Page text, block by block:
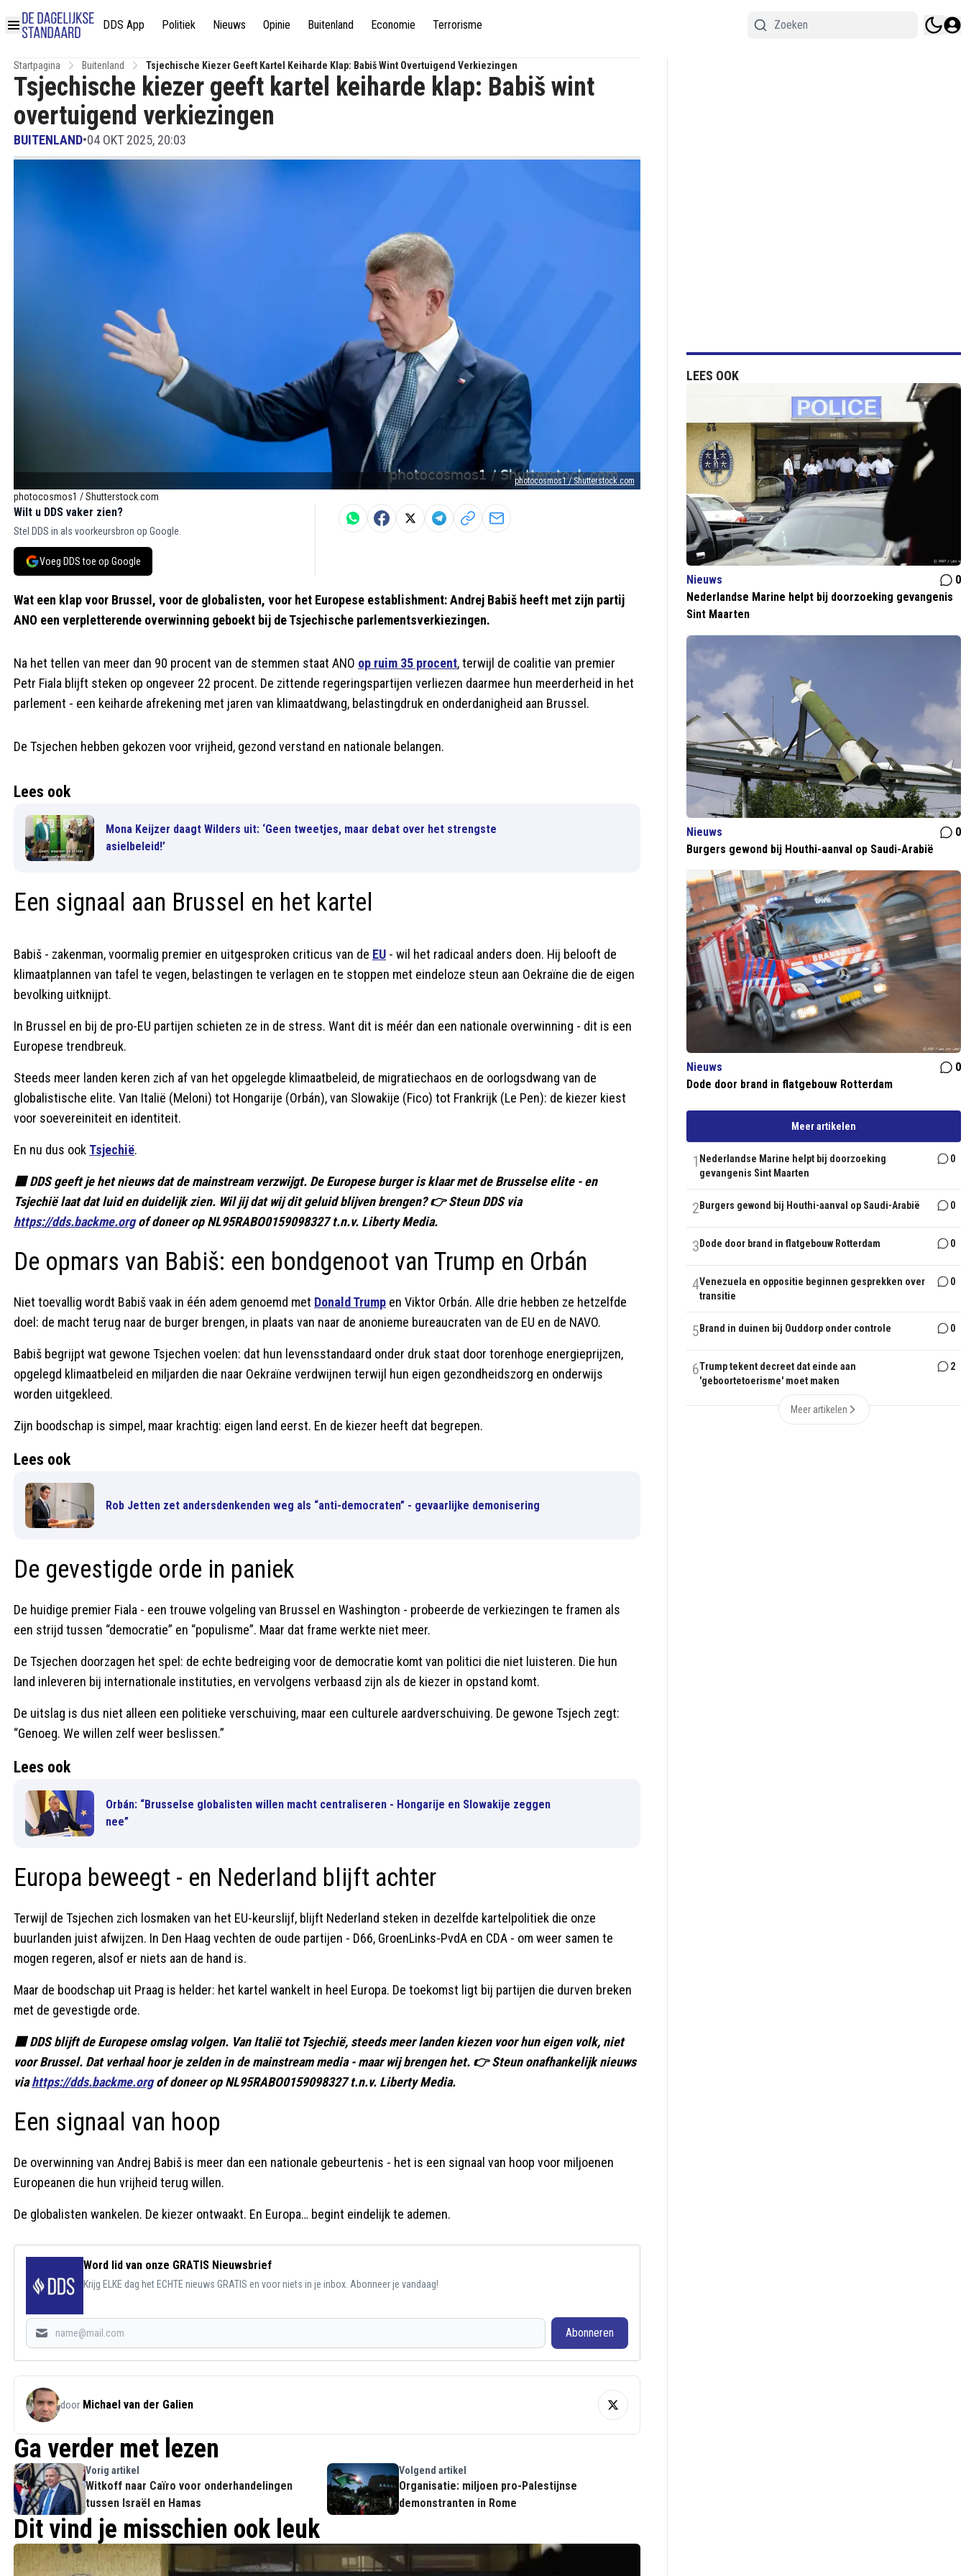
DDS App Politiek Nieuws Opinie Buitenland Economie Terrorisme
Startpagina Buitenland Tsjechische Kiezer Geeft Kartel Keiharde Klap: Babiš Wint Overtuigend Verkiezingen
photocosmos1 / Shutterstock.com
photocosmos1 / Shutterstock.com
Tsjechische kiezer geeft kartel keiharde klap: Babiš wint
overtuigend verkiezingen
BUITENLAND•04 OKT 2025, 20:03
Wilt u DDS vaker zien?
Stel DDS in als voorkeursbron op Google.
Voeg DDS toe op Google
Wat een klap voor Brussel, voor de globalisten, voor het Europese establishment: Andrej Babiš heeft met zijn partij
ANO een verpletterende overwinning geboekt bij de Tsjechische parlementsverkiezingen.
Na het tellen van meer dan 90 procent van de stemmen staat ANO op ruim 35 procent, terwijl de coalitie van premier
Petr Fiala blijft steken op ongeveer 22 procent. De zittende regeringspartijen verliezen daarmee hun meerderheid in het
parlement - een keiharde afrekening met jaren van klimaatdwang, belastingdruk en onderdanigheid aan Brussel.
De Tsjechen hebben gekozen voor vrijheid, gezond verstand en nationale belangen.
Lees ook
Mona Keijzer daagt Wilders uit: ‘Geen tweetjes, maar debat over het strengste
asielbeleid!’
Een signaal aan Brussel en het kartel
Babiš - zakenman, voormalig premier en uitgesproken criticus van de EU - wil het radicaal anders doen. Hij belooft de
klimaatplannen van tafel te vegen, belastingen te verlagen en te stoppen met eindeloze steun aan Oekraïne die de eigen
bevolking uitknijpt.
In Brussel en bij de pro-EU partijen schieten ze in de stress. Want dit is méér dan een nationale overwinning - dit is een
Europese trendbreuk.
Steeds meer landen keren zich af van het opgelegde klimaatbeleid, de migratiechaos en de oorlogsdwang van de
globalistische elite. Van Italië (Meloni) tot Hongarije (Orbán), van Slowakije (Fico) tot Frankrijk (Le Pen): de kiezer kiest
voor soevereiniteit en identiteit.
En nu dus ook Tsjechië.
🟦 DDS geeft je het nieuws dat de mainstream verzwijgt. De Europese burger is klaar met de Brusselse elite - en
Tsjechië laat dat luid en duidelijk zien. Wil jij dat wij dit geluid blijven brengen? 👉 Steun DDS via
https://dds.backme.orgof doneer op NL95RABO0159098327 t.n.v. Liberty Media.
De opmars van Babiš: een bondgenoot van Trump en Orbán
Niet toevallig wordt Babiš vaak in één adem genoemd met Donald Trump en Viktor Orbán. Alle drie hebben ze hetzelfde
doel: de macht terug naar de burger brengen, in plaats van naar de anonieme bureaucraten van de EU en de NAVO.
Babiš begrijpt wat gewone Tsjechen voelen: dat hun levensstandaard onder druk staat door torenhoge energieprijzen,
opgelegd klimaatbeleid en miljarden die naar Oekraïne verdwijnen terwijl hun eigen gezondheidszorg en onderwijs
worden uitgekleed.
Zijn boodschap is simpel, maar krachtig: eigen land eerst. En de kiezer heeft dat begrepen.
Lees ook
Rob Jetten zet andersdenkenden weg als “anti-democraten” - gevaarlijke demonisering
De gevestigde orde in paniek
De huidige premier Fiala - een trouwe volgeling van Brussel en Washington - probeerde de verkiezingen te framen als
een strijd tussen “democratie” en “populisme”. Maar dat frame werkte niet meer.
De Tsjechen doorzagen het spel: de echte bedreiging voor de democratie komt van politici die niet luisteren. Die hun
land inleveren bij internationale instituties, en vervolgens verbaasd zijn als de kiezer in opstand komt.
De uitslag is dus niet alleen een politieke verschuiving, maar een culturele aardverschuiving. De gewone Tsjech zegt:
“Genoeg. We willen zelf weer beslissen.”
Lees ook
Orbán: “Brusselse globalisten willen macht centraliseren - Hongarije en Slowakije zeggen
nee”
Europa beweegt - en Nederland blijft achter
Terwijl de Tsjechen zich losmaken van het EU-keurslijf, blijft Nederland steken in dezelfde kartelpolitiek die onze
buurlanden juist afwijzen. In Den Haag vechten de oude partijen - D66, GroenLinks-PvdA en CDA - om weer samen te
mogen regeren, alsof er niets aan de hand is.
Maar de boodschap uit Praag is helder: het kartel wankelt in heel Europa. De toekomst ligt bij partijen die durven breken
met de gevestigde orde.
🟥 DDS blijft de Europese omslag volgen. Van Italië tot Tsjechië, steeds meer landen kiezen voor hun eigen volk, niet
voor Brussel. Dat verhaal hoor je zelden in de mainstream media - maar wij brengen het. 👉 Steun onafhankelijk nieuws
viahttps://dds.backme.orgof doneer op NL95RABO0159098327 t.n.v. Liberty Media.
Een signaal van hoop
De overwinning van Andrej Babiš is meer dan een nationale gebeurtenis - het is een signaal van hoop voor miljoenen
Europeanen die hun vrijheid terug willen.
De globalisten wankelen. De kiezer ontwaakt. En Europa… begint eindelijk te ademen.
Word lid van onze GRATIS Nieuwsbrief
Krijg ELKE dag het ECHTE nieuws GRATIS en voor niets in je inbox. Abonneer je vandaag!
Abonneren
door Michael van der Galien
Ga verder met lezen
Vorig artikel
Witkoff naar Caïro voor onderhandelingen
tussen Israël en Hamas
Volgend artikel
Organisatie: miljoen pro-Palestijnse
demonstranten in Rome
Dit vind je misschien ook leuk
LEES OOK
Nieuws
0
Nederlandse Marine helpt bij doorzoeking gevangenis
Sint Maarten
Nieuws
0
Burgers gewond bij Houthi-aanval op Saudi-Arabië
Nieuws
0
Dode door brand in flatgebouw Rotterdam
Meer artikelen
1 Nederlandse Marine helpt bij doorzoeking
gevangenis Sint Maarten
0
2 Burgers gewond bij Houthi-aanval op Saudi-Arabië 0
3 Dode door brand in flatgebouw Rotterdam 0
4Venezuela en oppositie beginnen gesprekken over
transitie
0
5 Brand in duinen bij Ouddorp onder controle 0
6Trump tekent decreet dat einde aan
'geboortetoerisme' moet maken
2
Meer artikelen